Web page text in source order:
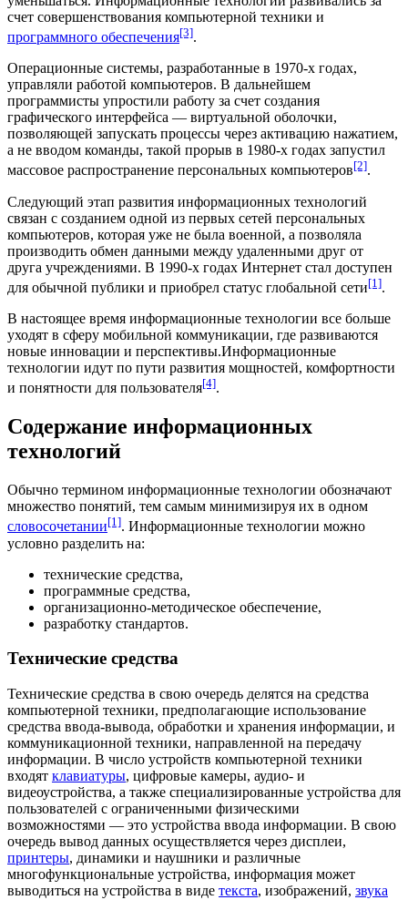
счет совершенствования компьютерной техники и
программного обеспечения[3].
Операционные системы, разработанные в 1970-х годах,
управляли работой компьютеров. В дальнейшем
программисты упростили работу за счет создания
графического интерфейса — виртуальной оболочки,
позволяющей запускать процессы через активацию нажатием,
а не вводом команды, такой прорыв в 1980-х годах запустил
массовое распространение персональных компьютеров[2].
Следующий этап развития информационных технологий
связан с созданием одной из первых сетей персональных
компьютеров, которая уже не была военной, а позволяла
производить обмен данными между удаленными друг от
друга учреждениями. В 1990-х годах Интернет стал доступен
для обычной публики и приобрел статус глобальной сети[1].
В настоящее время информационные технологии все больше
уходят в сферу мобильной коммуникации, где развиваются
новые инновации и перспективы.Информационные
технологии идут по пути развития мощностей, комфортности
и понятности для пользователя[4].
Содержание информационных
технологий
Обычно термином информационные технологии обозначают
множество понятий, тем самым минимизируя их в одном
словосочетании[1]. Информационные технологии можно
условно разделить на:
технические средства,
программные средства,
организационно-методическое обеспечение,
разработку стандартов.
Технические средства
Технические средства в свою очередь делятся на средства
компьютерной техники, предполагающие использование
средства ввода-вывода, обработки и хранения информации, и
коммуникационной техники, направленной на передачу
информации. В число устройств компьютерной техники
входят клавиатуры, цифровые камеры, аудио- и
видеоустройства, а также специализированные устройства для
пользователей с ограниченными физическими
возможностями — это устройства ввода информации. В свою
очередь вывод данных осуществляется через дисплеи,
принтеры, динамики и наушники и различные
многофункциональные устройства, информация может
выводиться на устройства в виде текста, изображений, звука